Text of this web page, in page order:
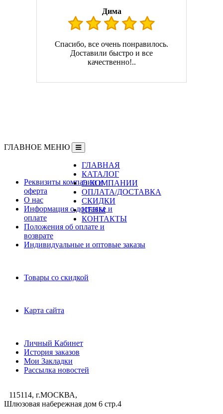
Дима
Спасибо, все очень понравилось.
Доставили быстро и все
качественно!..
ГЛАВНОЕ МЕНЮ
ГЛАВНАЯ
КАТАЛОГ
О КОМПАНИИ
ОПЛАТА/ДОСТАВКА
СКИДКИ
ЦЕНЫ
КОНТАКТЫ
Реквизиты компании и
оферта
О нас
Информация о доставке и
оплате
Положения об оплате и
возврате
Индивидуальные и оптовые заказы
Товары со скидкой
Карта сайта
Личный Кабинет
История заказов
Мои Закладки
Рассылка новостей
115114, г.МОСКВА,
Шлюзовая набережная дом 6 стр.4